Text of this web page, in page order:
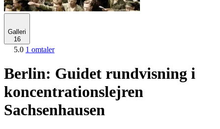
Galleri
16
5.0 1 omtaler
Berlin: Guidet rundvisning i
koncentrationslejren
Sachsenhausen